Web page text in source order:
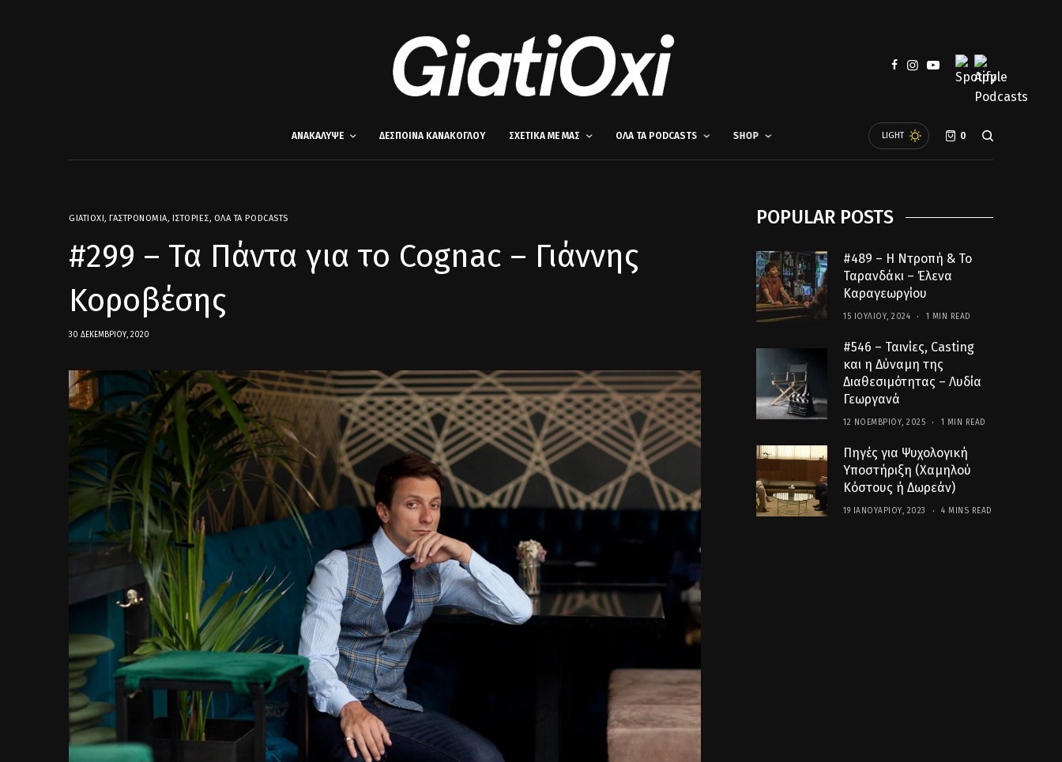
ΑΝΑΚΑΛΥΨΕ ΔΕΣΠΟΙΝΑ ΚΑΝΑΚΟΓΛΟΥ ΣΧΕΤΙΚΑ ΜΕ ΜΑΣ ΟΛΑ ΤΑ PODCASTS SHOP LIGHT 0
GIATIOXI, ΓΑΣΤΡΟΝΟΜΊΑ, ΙΣΤΟΡΊΕΣ, ΌΛΑ ΤΑ PODCASTS
#299 – Τα Πάντα για το Cognac – Γιάννης
Κοροβέσης
30 ΔΕΚΕΜΒΡΊΟΥ, 2020
POPULAR POSTS
#489 – Η Ντροπή & Το
Ταρανδάκι – Έλενα
Καραγεωργίου
15 ΙΟΥΛΊΟΥ, 2024 1 MIN READ
#546 – Ταινίες, Casting
και η Δύναμη της
Διαθεσιμότητας – Λυδία
Γεωργανά
12 ΝΟΕΜΒΡΊΟΥ, 2025 1 MIN READ
Πηγές για Ψυχολογική
Υποστήριξη (Χαμηλού
Κόστους ή Δωρεάν)
19 ΙΑΝΟΥΑΡΊΟΥ, 2023 4 MINS READ